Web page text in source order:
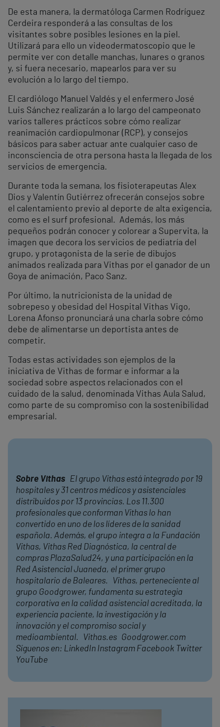
De esta manera, la dermatóloga Carmen Rodríguez
Cerdeira responderá a las consultas de los
visitantes sobre posibles lesiones en la piel.
Utilizará para ello un videodermatoscopio que le
permite ver con detalle manchas, lunares o granos
y, si fuera necesario, mapearlos para ver su
evolución a lo largo del tiempo.
El cardiólogo Manuel Valdés y el enfermero José
Luis Sánchez realizarán a lo largo del campeonato
varios talleres prácticos sobre cómo realizar
reanimación cardiopulmonar (RCP), y consejos
básicos para saber actuar ante cualquier caso de
inconsciencia de otra persona hasta la llegada de los
servicios de emergencia.
Durante toda la semana, los fisioterapeutas Alex
Dios y Valentín Gutiérrez ofrecerán consejos sobre
el calentamiento previo al deporte de alta exigencia,
como es el surf profesional. Además, los más
pequeños podrán conocer y colorear a Supervita, la
imagen que decora los servicios de pediatría del
grupo, y protagonista de la serie de dibujos
animados realizada para Vithas por el ganador de un
Goya de animación, Paco Sanz.
Por último, la nutricionista de la unidad de
sobrepeso y obesidad del Hospital Vithas Vigo,
Lorena Afonso pronunciará una charla sobre cómo
debe de alimentarse un deportista antes de
competir.
Todas estas actividades son ejemplos de la
iniciativa de Vithas de formar e informar a la
sociedad sobre aspectos relacionados con el
cuidado de la salud, denominada Vithas Aula Salud,
como parte de su compromiso con la sostenibilidad
empresarial.
Sobre Vithas El grupo Vithas está integrado por 19
hospitales y 31 centros médicos y asistenciales
distribuidos por 13 provincias. Los 11.300
profesionales que conforman Vithas lo han
convertido en uno de los líderes de la sanidad
española. Además, el grupo integra a la Fundación
Vithas, Vithas Red Diagnóstica, la central de
compras PlazaSalud24, y una participación en la
Red Asistencial Juaneda, el primer grupo
hospitalario de Baleares. Vithas, perteneciente al
grupo Goodgrower, fundamenta su estrategia
corporativa en la calidad asistencial acreditada, la
experiencia paciente, la investigación y la
innovación y el compromiso social y
medioambiental. Vithas.es Goodgrower.com
Síguenos en: LinkedIn Instagram Facebook Twitter
YouTube